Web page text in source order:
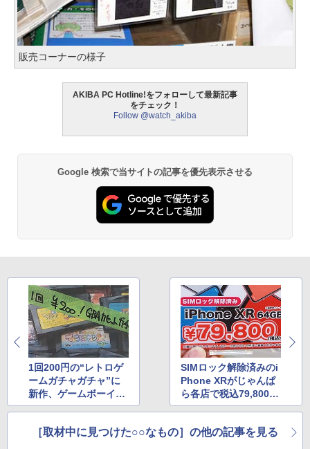
販売コーナーの様子
AKIBA PC Hotline!をフォローして最新記事
をチェック！
Follow @watch_akiba
Google 検索で当サイトの記事を優先表示させる
1回200円の“レトロゲ
ームガチャガチャ”に
新作、ゲームボーイア
ドバンス版が登場
SIMロック解除済みのi
Phone XRがじゃんぱ
ら各店で税込79,800
円、未使用品
［取材中に見つけた○○なもの］の他の記事を見る